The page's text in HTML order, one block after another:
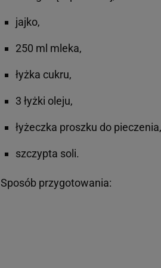
jajko,
250 ml mleka,
łyżka cukru,
3 łyżki oleju,
łyżeczka proszku do pieczenia,
szczypta soli.
Sposób przygotowania: